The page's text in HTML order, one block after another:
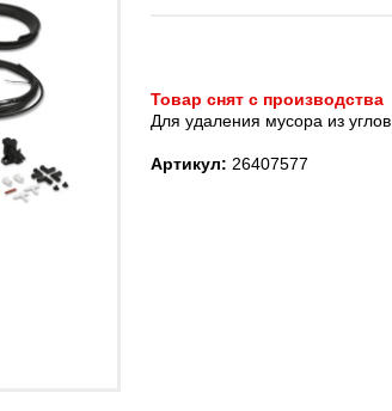
Товар снят с производства
Для удаления мусора из углов.
Артикул: 26407577